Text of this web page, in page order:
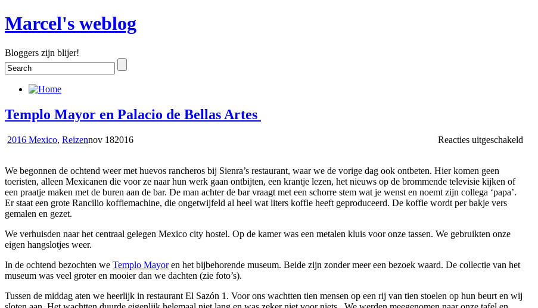
Marcel's weblog
Bloggers zijn blijer!
Templo Mayor en Palacio de Bellas Artes
2016 Mexico, Reizen Reacties uitgeschakeld
nov 182016
​We begonnen de ochtend weer met huevos rancheros bij Sienra’s restaurant, waar we de vorige dag ook ontbeten. Hier komen geen
toeristen, alleen Mexicanen die voor ze naar hun werk gaan ontbijten, een krantje lezen, het nieuws op de brommende televisie kijken of
een praatje maken met de buren aan de bar. De man achter de bar vraagt met een schorre stem wat je wenst en noemt zijn collega ‘papa’.
Er staat een grote Rancilio koffiemachine, die ongetwijfeld al heel wat liters koffie heeft geproduceerd. De koffie wordt per bakje vers
gemalen en gezet.
We verhuisden naar het centraal gelegen Mexico city hostel. Op de kamer was een metalen kluis voor onze tassen. We gebruikten onze
eigen hangslotjes weer.
In de ochtend bezochten we Templo Mayoren het bijbehorende museum. Beide zijn zonder meer een bezoek waard. De collectie van het
museum was veel groter en mooier dan we dachten (zie foto’s).
Tussen de middag aten we heerlijk in restaurant El Sazón 1. Voor ons wachtten tien mensen op een rij van tien stoelen op hun beurt en wij